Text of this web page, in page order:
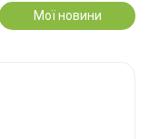
2️⃣0️⃣2️⃣7️⃣ Усі
Мої новини